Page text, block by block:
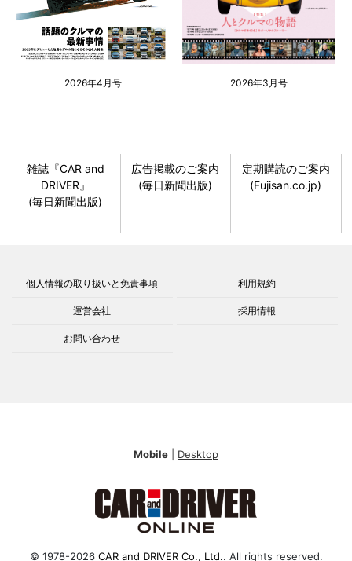
2026年4月号 2026年3月号
雑誌『CAR and
DRIVER』
(毎日新聞出版)
広告掲載のご案内
(毎日新聞出版)
定期購読のご案内
(Fujisan.co.jp)
個人情報の取り扱いと免責事項 利用規約
運営会社 採用情報
お問い合わせ
Mobile Desktop
© 1978-2026 CAR and DRIVER Co., Ltd.. All rights reserved.